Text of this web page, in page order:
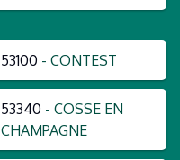
53100 - CONTEST
53340 - COSSE EN
CHAMPAGNE